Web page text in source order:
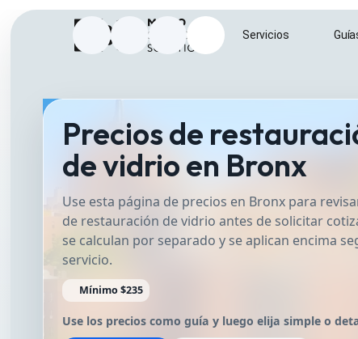
InstagramFacebookGoogle Business Profile
Enviar correo a
Inicio Servicios
Precios de
de vidrio en Bronx
Use esta página de precios en Bronx para
de restauración de vidrio antes de solicitar
se calculan por separado y se aplican encima
servicio.
Mínimo $235
Use los precios como guía y luego elija simple o